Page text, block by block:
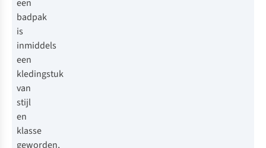
een
badpak
is
inmiddels
een
kledingstuk
van
stijl
en
klasse
geworden,